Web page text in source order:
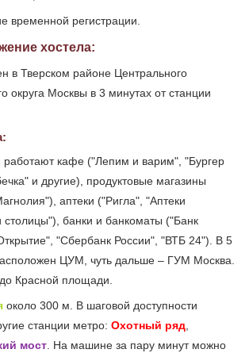
временной регистрации.
хостела:
в Тверском районе Центрального
округа Москвы в 3 минутах от станции
работают кафе ("Лепим и варим", "Бургер
и другие), продуктовые магазины
аптеки ("Ригла", "Аптеки
столицы"), банки и банкоматы ("Банк
"Сбербанк России", "ВТБ 24"). В 5
ЦУМ, чуть дальше – ГУМ Москва.
Красной площади.
около 300 м. В шаговой доступности
станции метро: Охотный ряд,
мост. На машине за пару минут можно